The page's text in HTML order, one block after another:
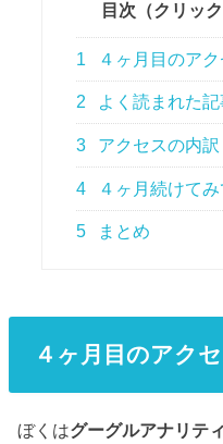
目次（クリッ
1 ４ヶ月目のア
2 よく読まれた
3 アクセスの内訳
4 ４ヶ月続けてみ
5 まとめ
４ヶ月目のアク
ぼくはグーグルアナリテ